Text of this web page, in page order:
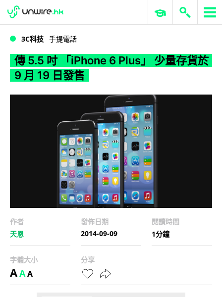
WWDC 2026 ERP 與商業 AI
3C科技 手提電話
傳 5.5 吋 「iPhone 6 Plus」 少量存貨於
9 月 19 日發售
作者
天恩
發佈日期
2014-09-09
閱讀時間
1分鐘
字體大小
AAA
分享